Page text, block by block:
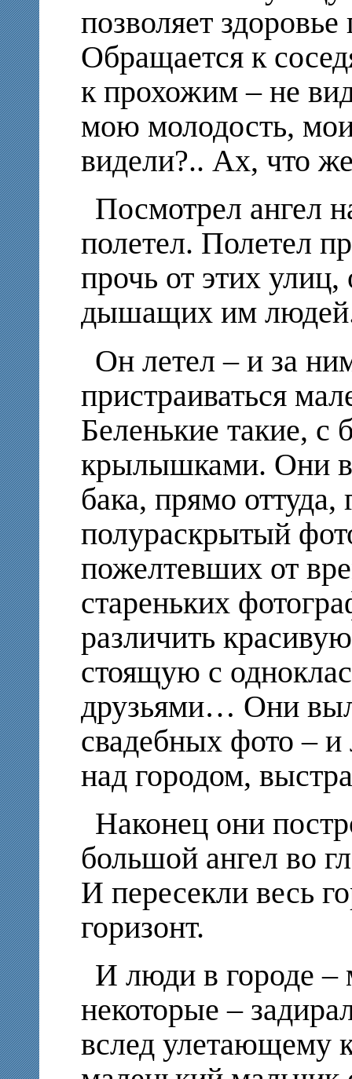
позволяет
Обращается к
к прохожим – не
мою молодость,
видели?.. Ах, что
Посмотрел ангел
полетел. Полетел
прочь от этих улиц,
дышащих им
Он летел – и за
пристраиваться
Беленькие такие,
крылышками. Они
бака, прямо оттуда,
полураскрытый
пожелтевших от
стареньких
различить
стоящую с
друзьями… Они
свадебных фото – и
над городом,
Наконец они
большой ангел во
И пересекли весь
горизонт.
И люди в городе –
некоторые –
вслед улетающему